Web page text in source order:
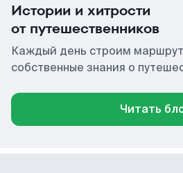
Истории и хитрости
от путешественников
Каждый день строим
собственные знания о
Читать